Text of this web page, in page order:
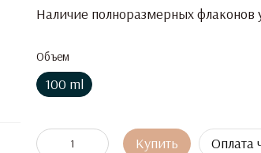
Наличие полноразмерных флаконов
Объем
100 ml
Купить Оплата